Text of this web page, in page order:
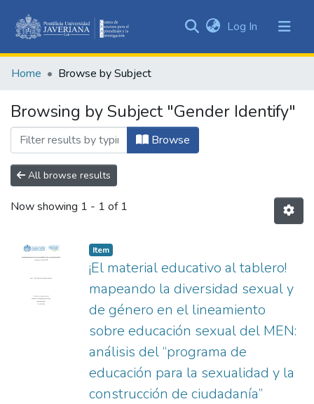
&
All of DSpace
Log In (current)
Home Browse by Subject
Browsing by Subject "Gender Identify"
Browse
All browse results
Now showing 1 - 1 of 1
Item
¡El material educativo al tablero!
mapeando la diversidad sexual y
de género en el lineamiento
sobre educación sexual del MEN:
análisis del “programa de
educación para la sexualidad y la
construcción de ciudadanía”